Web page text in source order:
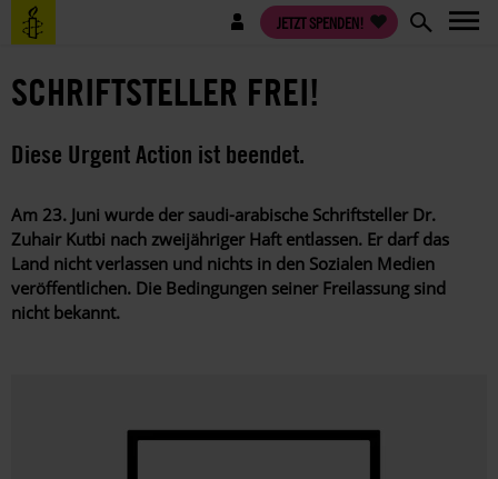
Direkt
zum
Benutzermenü JETZT SPENDEN!
SCHRIFTSTELLER FREI!
Diese Urgent Action ist beendet.
Am 23. Juni wurde der saudi-arabische Schriftsteller Dr.
Zuhair Kutbi nach zweijähriger Haft entlassen. Er darf das
Land nicht verlassen und nichts in den Sozialen Medien
veröffentlichen. Die Bedingungen seiner Freilassung sind
nicht bekannt.